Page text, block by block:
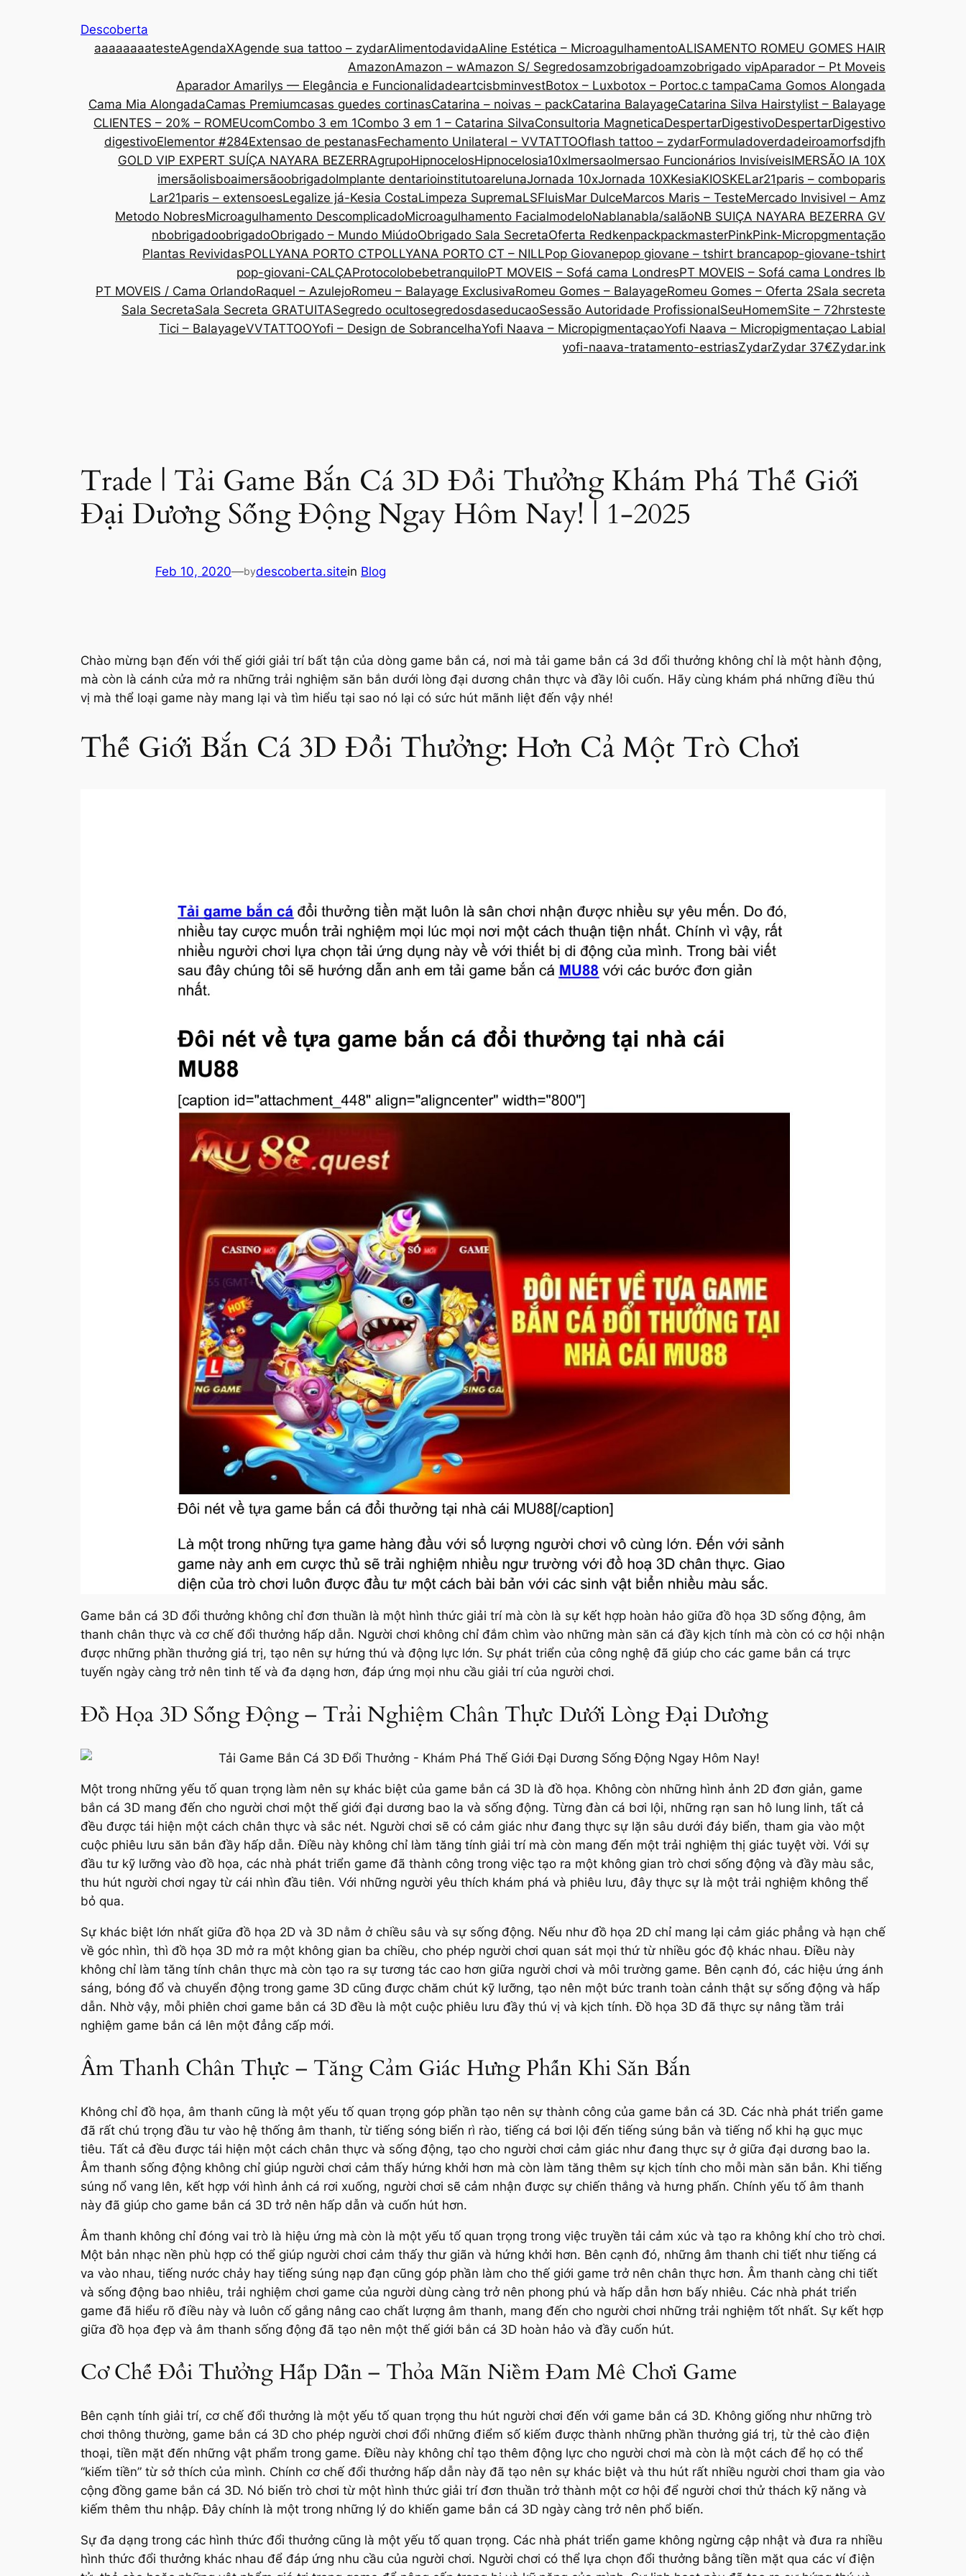
Descoberta
aaaaaaaatesteAgendaXAgende sua tattoo – zydarAlimentodavidaAline Estética – MicroagulhamentoALISAMENTO ROMEU GOMES HAIR
AmazonAmazon – wAmazon S/ Segredosamzobrigadoamzobrigado vipAparador – Pt Moveis
Aparador Amarilys — Elegância e FuncionalidadeartcisbminvestBotox – Luxbotox – Portoc.c tampaCama Gomos Alongada
Cama Mia AlongadaCamas Premiumcasas guedes cortinasCatarina – noivas – packCatarina BalayageCatarina Silva Hairstylist – Balayage
CLIENTES – 20% – ROMEUcomCombo 3 em 1Combo 3 em 1 – Catarina SilvaConsultoria MagneticaDespertarDigestivoDespertarDigestivo
digestivoElementor #284Extensao de pestanasFechamento Unilateral – VVTATTOOflash tattoo – zydarFormuladoverdadeiroamorfsdjfh
GOLD VIP EXPERT SUÍÇA NAYARA BEZERRAgrupoHipnocelosHipnocelosia10xImersaoImersao Funcionários InvisíveisIMERSÃO IA 10X
imersãolisboaimersãoobrigadoImplante dentarioinstitutoarelunaJornada 10xJornada 10XKesiaKIOSKELar21paris – comboparis
Lar21paris – extensoesLegalize já-Kesia CostaLimpeza SupremaLSFluisMar DulceMarcos Maris – TesteMercado Invisivel – Amz
Metodo NobresMicroagulhamento DescomplicadoMicroagulhamento FacialmodeloNablanabla/salãoNB SUIÇA NAYARA BEZERRA GV
nbobrigadoobrigadoObrigado – Mundo MiúdoObrigado Sala SecretaOferta RedkenpackpackmasterPinkPink-Micropgmentação
Plantas RevividasPOLLYANA PORTO CTPOLLYANA PORTO CT – NILLPop Giovanepop giovane – tshirt brancapop-giovane-tshirt
pop-giovani-CALÇAProtocolobebetranquiloPT MOVEIS – Sofá cama LondresPT MOVEIS – Sofá cama Londres lb
PT MOVEIS / Cama OrlandoRaquel – AzulejoRomeu – Balayage ExclusivaRomeu Gomes – BalayageRomeu Gomes – Oferta 2Sala secreta
Sala SecretaSala Secreta GRATUITASegredo ocultosegredosdaseducaoSessão Autoridade ProfissionalSeuHomemSite – 72hrsteste
Tici – BalayageVVTATTOOYofi – Design de SobrancelhaYofi Naava – MicropigmentaçaoYofi Naava – Micropigmentaçao Labial
yofi-naava-tratamento-estriasZydarZydar 37€Zydar.ink
Trade | Tải Game Bắn Cá 3D Đổi Thưởng Khám Phá Thế Giới
Đại Dương Sống Động Ngay Hôm Nay! | 1-2025
Feb 10, 2020—bydescoberta.sitein Blog
Chào mừng bạn đến với thế giới giải trí bất tận của dòng game bắn cá, nơi mà tải game bắn cá 3d đổi thưởng không chỉ là một hành động,
mà còn là cánh cửa mở ra những trải nghiệm săn bắn dưới lòng đại dương chân thực và đầy lôi cuốn. Hãy cùng khám phá những điều thú
vị mà thể loại game này mang lại và tìm hiểu tại sao nó lại có sức hút mãnh liệt đến vậy nhé!
Thế Giới Bắn Cá 3D Đổi Thưởng: Hơn Cả Một Trò Chơi
Game bắn cá 3D đổi thưởng không chỉ đơn thuần là một hình thức giải trí mà còn là sự kết hợp hoàn hảo giữa đồ họa 3D sống động, âm
thanh chân thực và cơ chế đổi thưởng hấp dẫn. Người chơi không chỉ đắm chìm vào những màn săn cá đầy kịch tính mà còn có cơ hội nhận
được những phần thưởng giá trị, tạo nên sự hứng thú và động lực lớn. Sự phát triển của công nghệ đã giúp cho các game bắn cá trực
tuyến ngày càng trở nên tinh tế và đa dạng hơn, đáp ứng mọi nhu cầu giải trí của người chơi.
Đồ Họa 3D Sống Động – Trải Nghiệm Chân Thực Dưới Lòng Đại Dương
Một trong những yếu tố quan trọng làm nên sự khác biệt của game bắn cá 3D là đồ họa. Không còn những hình ảnh 2D đơn giản, game
bắn cá 3D mang đến cho người chơi một thế giới đại dương bao la và sống động. Từng đàn cá bơi lội, những rạn san hô lung linh, tất cả
đều được tái hiện một cách chân thực và sắc nét. Người chơi sẽ có cảm giác như đang thực sự lặn sâu dưới đáy biển, tham gia vào một
cuộc phiêu lưu săn bắn đầy hấp dẫn. Điều này không chỉ làm tăng tính giải trí mà còn mang đến một trải nghiệm thị giác tuyệt vời. Với sự
đầu tư kỹ lưỡng vào đồ họa, các nhà phát triển game đã thành công trong việc tạo ra một không gian trò chơi sống động và đầy màu sắc,
thu hút người chơi ngay từ cái nhìn đầu tiên. Với những người yêu thích khám phá và phiêu lưu, đây thực sự là một trải nghiệm không thể
bỏ qua.
Sự khác biệt lớn nhất giữa đồ họa 2D và 3D nằm ở chiều sâu và sự sống động. Nếu như đồ họa 2D chỉ mang lại cảm giác phẳng và hạn chế
về góc nhìn, thì đồ họa 3D mở ra một không gian ba chiều, cho phép người chơi quan sát mọi thứ từ nhiều góc độ khác nhau. Điều này
không chỉ làm tăng tính chân thực mà còn tạo ra sự tương tác cao hơn giữa người chơi và môi trường game. Bên cạnh đó, các hiệu ứng ánh
sáng, bóng đổ và chuyển động trong game 3D cũng được chăm chút kỹ lưỡng, tạo nên một bức tranh toàn cảnh thật sự sống động và hấp
dẫn. Nhờ vậy, mỗi phiên chơi game bắn cá 3D đều là một cuộc phiêu lưu đầy thú vị và kịch tính. Đồ họa 3D đã thực sự nâng tầm trải
nghiệm game bắn cá lên một đẳng cấp mới.
Âm Thanh Chân Thực – Tăng Cảm Giác Hưng Phấn Khi Săn Bắn
Không chỉ đồ họa, âm thanh cũng là một yếu tố quan trọng góp phần tạo nên sự thành công của game bắn cá 3D. Các nhà phát triển game
đã rất chú trọng đầu tư vào hệ thống âm thanh, từ tiếng sóng biển rì rào, tiếng cá bơi lội đến tiếng súng bắn và tiếng nổ khi hạ gục mục
tiêu. Tất cả đều được tái hiện một cách chân thực và sống động, tạo cho người chơi cảm giác như đang thực sự ở giữa đại dương bao la.
Âm thanh sống động không chỉ giúp người chơi cảm thấy hứng khởi hơn mà còn làm tăng thêm sự kịch tính cho mỗi màn săn bắn. Khi tiếng
súng nổ vang lên, kết hợp với hình ảnh cá rơi xuống, người chơi sẽ cảm nhận được sự chiến thắng và hưng phấn. Chính yếu tố âm thanh
này đã giúp cho game bắn cá 3D trở nên hấp dẫn và cuốn hút hơn.
Âm thanh không chỉ đóng vai trò là hiệu ứng mà còn là một yếu tố quan trọng trong việc truyền tải cảm xúc và tạo ra không khí cho trò chơi.
Một bản nhạc nền phù hợp có thể giúp người chơi cảm thấy thư giãn và hứng khởi hơn. Bên cạnh đó, những âm thanh chi tiết như tiếng cá
va vào nhau, tiếng nước chảy hay tiếng súng nạp đạn cũng góp phần làm cho thế giới game trở nên chân thực hơn. Âm thanh càng chi tiết
và sống động bao nhiêu, trải nghiệm chơi game của người dùng càng trở nên phong phú và hấp dẫn hơn bấy nhiêu. Các nhà phát triển
game đã hiểu rõ điều này và luôn cố gắng nâng cao chất lượng âm thanh, mang đến cho người chơi những trải nghiệm tốt nhất. Sự kết hợp
giữa đồ họa đẹp và âm thanh sống động đã tạo nên một thế giới bắn cá 3D hoàn hảo và đầy cuốn hút.
Cơ Chế Đổi Thưởng Hấp Dẫn – Thỏa Mãn Niềm Đam Mê Chơi Game
Bên cạnh tính giải trí, cơ chế đổi thưởng là một yếu tố quan trọng thu hút người chơi đến với game bắn cá 3D. Không giống như những trò
chơi thông thường, game bắn cá 3D cho phép người chơi đổi những điểm số kiếm được thành những phần thưởng giá trị, từ thẻ cào điện
thoại, tiền mặt đến những vật phẩm trong game. Điều này không chỉ tạo thêm động lực cho người chơi mà còn là một cách để họ có thể
“kiếm tiền” từ sở thích của mình. Chính cơ chế đổi thưởng hấp dẫn này đã tạo nên sự khác biệt và thu hút rất nhiều người chơi tham gia vào
cộng đồng game bắn cá 3D. Nó biến trò chơi từ một hình thức giải trí đơn thuần trở thành một cơ hội để người chơi thử thách kỹ năng và
kiếm thêm thu nhập. Đây chính là một trong những lý do khiến game bắn cá 3D ngày càng trở nên phổ biến.
Sự đa dạng trong các hình thức đổi thưởng cũng là một yếu tố quan trọng. Các nhà phát triển game không ngừng cập nhật và đưa ra nhiều
hình thức đổi thưởng khác nhau để đáp ứng nhu cầu của người chơi. Người chơi có thể lựa chọn đổi thưởng bằng tiền mặt qua các ví điện